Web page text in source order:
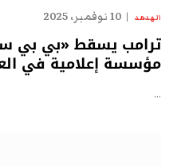
الهدهد 10 نوفمبر، 2025
ترامب يسقط «بي بي
مؤسسة إعلامية في
…